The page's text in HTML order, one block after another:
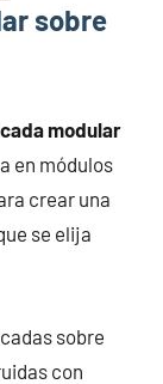
sobre
modular
en módulos
crear una
se elija
sobre
con